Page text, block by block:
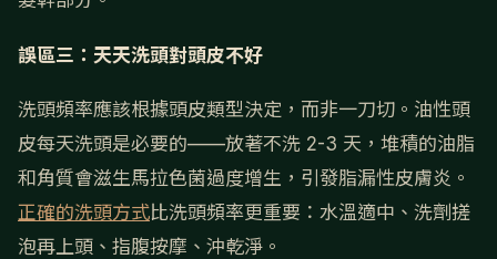
誤區三：天天洗頭對頭皮不好
洗頭頻率應該根據頭皮類型決定，而非一刀切。油性頭
皮每天洗頭是必要的——放著不洗 2-3 天，堆積的油脂
和角質會滋生馬拉色菌過度增生，引發脂漏性皮膚炎。
正確的洗頭方式比洗頭頻率更重要：水溫適中、洗劑搓
泡再上頭、指腹按摩、沖乾淨。